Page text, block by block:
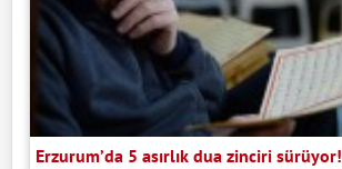
Erzurum’da 5 asırlık dua zinciri sürüyor!